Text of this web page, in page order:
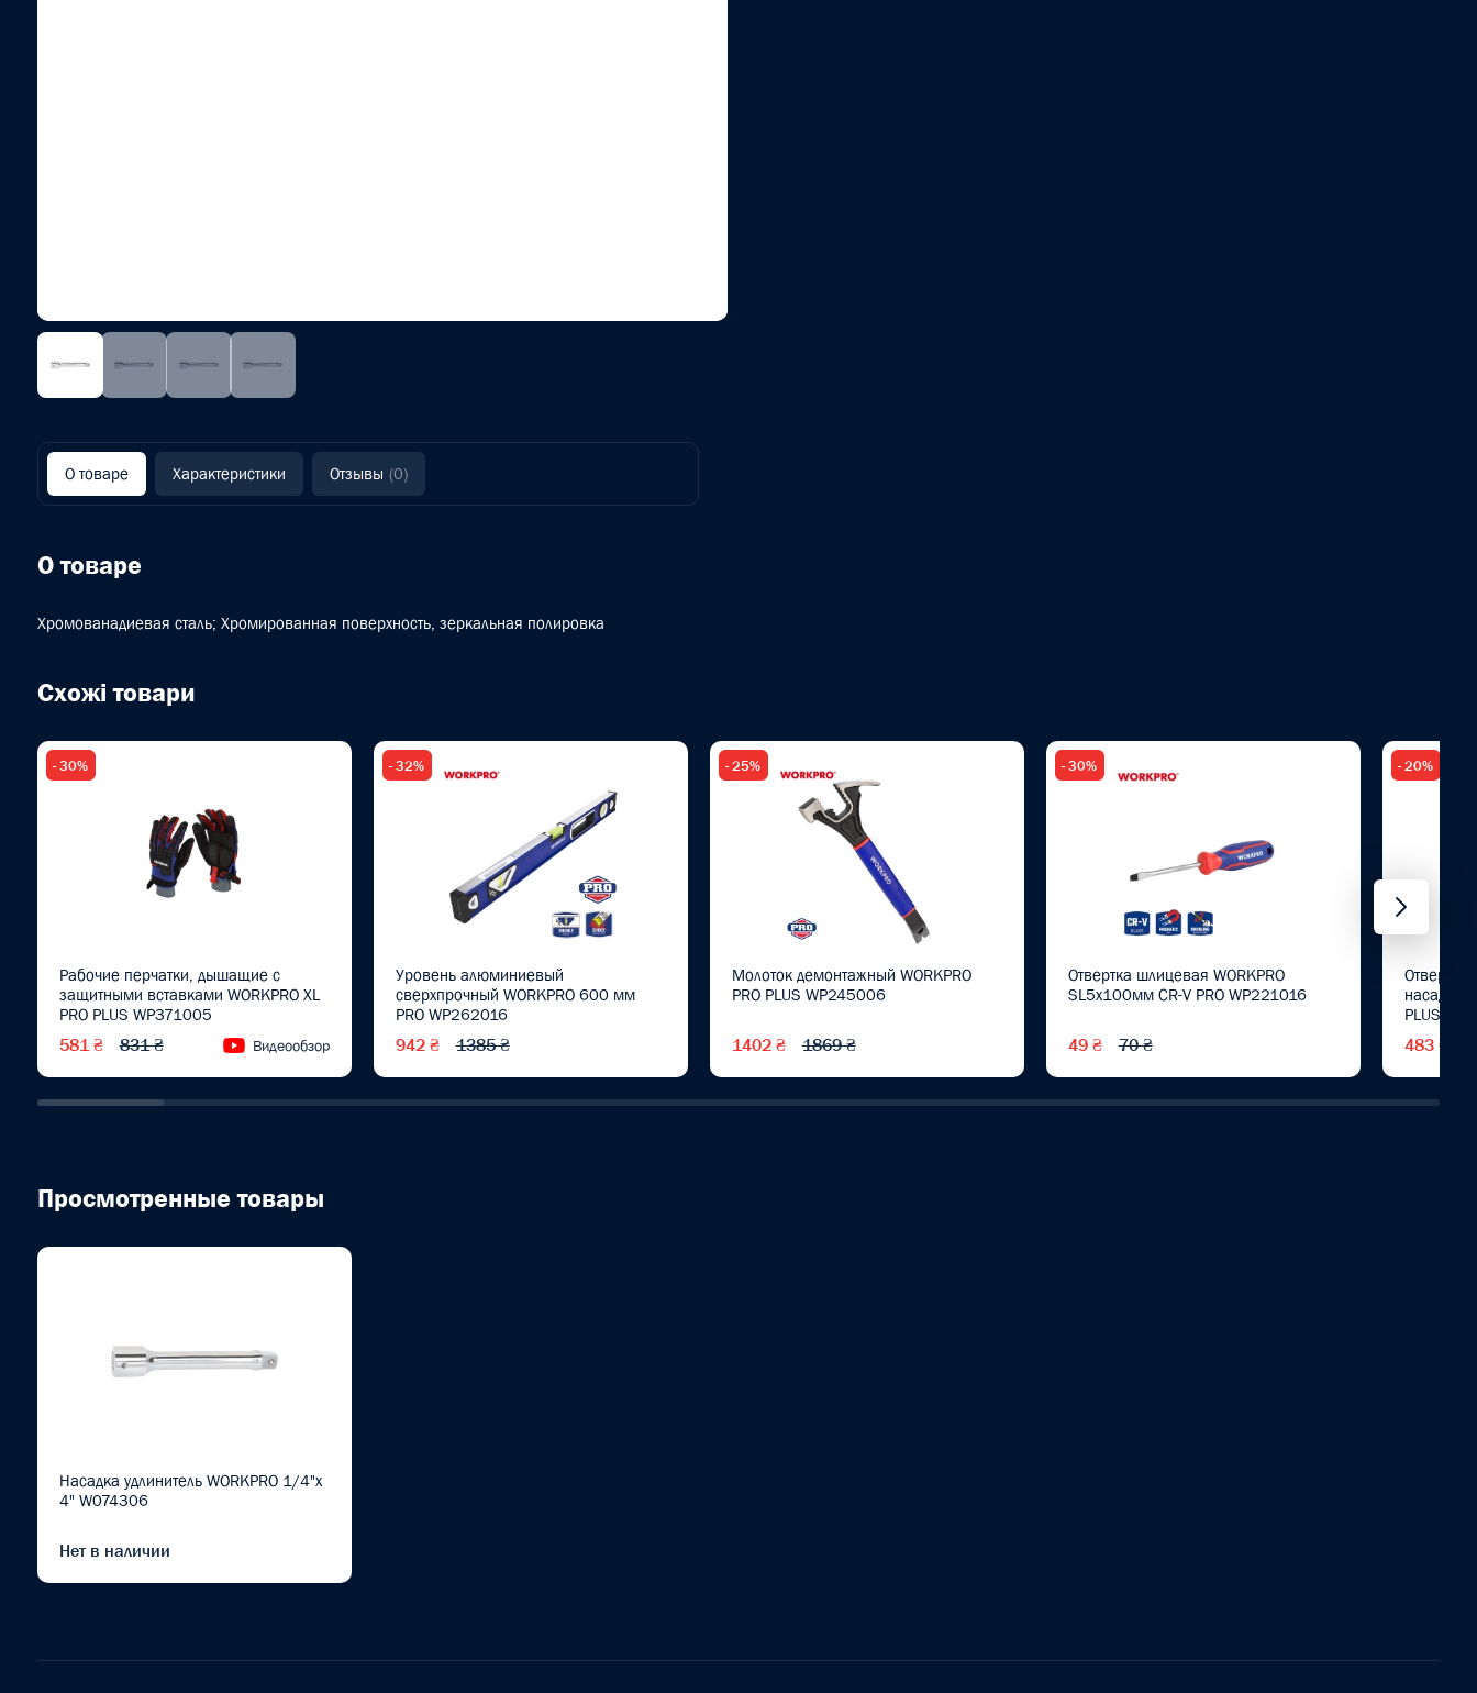
О товаре Характеристики Отзывы (0)
О товаре
Хромованадиевая сталь; Хромированная поверхность, зеркальная полировка
Схожі товари
- 30%
Рабочие перчатки, дышащие с
защитными вставками WORKPRO XL
PRO PLUS WP371005
581 ₴ 831 ₴ Видеообзор
- 32%
Уровень алюминиевый
сверхпрочный WORKPRO 600 мм
PRO WP262016
942 ₴ 1385 ₴
- 25%
Молоток демонтажный WORKPRO
PRO PLUS WP245006
1402 ₴ 1869 ₴
- 30%
Отвертка шлицевая WORKPRO
SL5x100мм CR-V PRO WP221016
49 ₴ 70 ₴
- 20%
Отвертка
PLUS
483 ₴
Просмотренные товары
Насадка удлинитель WORKPRO 1/4"x
4" W074306
Нет в наличии